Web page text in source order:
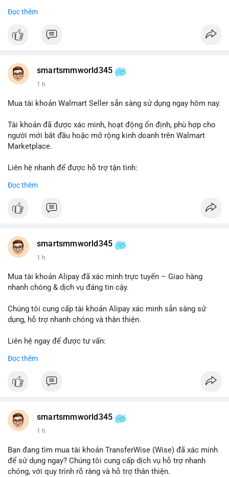
#buyverifiedkrakenbusinessaccounts
Đọc thêm
smartsmmworld345
1 h
Mua tài khoản Walmart Seller sẵn sàng sử dụng ngay hôm nay.
Tài khoản đã được xác minh, hoạt động ổn định, phù hợp cho
người mới bắt đầu hoặc mở rộng kinh doanh trên Walmart
Marketplace.
Liên hệ nhanh để được hỗ trợ tận tình:
WhatsApp: +1 (605) 963-3652
#buywalmartselleraccounts
Đọc thêm
smartsmmworld345
1 h
Mua tài khoản Alipay đã xác minh trực tuyến – Giao hàng
nhanh chóng & dịch vụ đáng tin cậy.
Chúng tôi cung cấp tài khoản Alipay xác minh sẵn sàng sử
dụng, hỗ trợ nhanh chóng và thân thiện.
Liên hệ ngay để được tư vấn:
WhatsApp: +1 (605) 963-3652
#buyverifiedalipayaccounts
Đọc thêm
smartsmmworld345
1 h
Bạn đang tìm mua tài khoản TransferWise (Wise) đã xác minh
để sử dụng ngay? Chúng tôi cung cấp dịch vụ hỗ trợ nhanh
chóng, với quy trình rõ ràng và hỗ trợ thân thiện.